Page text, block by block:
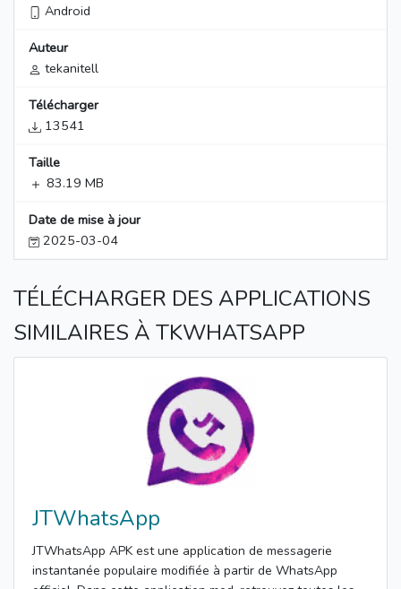
Android
Auteur
tekanitell
Télécharger
13541
Taille
83.19 MB
Date de mise à jour
2025-03-04
TÉLÉCHARGER DES APPLICATIONS
SIMILAIRES À TKWHATSAPP
JTWhatsApp
JTWhatsApp APK est une application de messagerie
instantanée populaire modifiée à partir de WhatsApp